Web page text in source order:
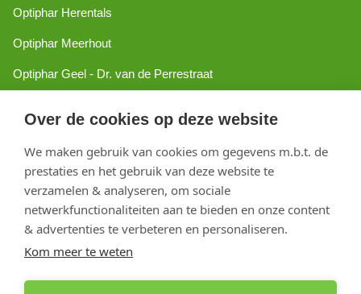
Over de cookies op deze website
We maken gebruik van cookies om gegevens m.b.t. de
prestaties en het gebruik van deze website te
verzamelen & analyseren, om sociale
netwerkfunctionaliteiten aan te bieden en onze content
& advertenties te verbeteren en personaliseren.
Kom meer te weten
Optiphar Herentals
Optiphar Meerhout
Optiphar Geel - Dr. van de Perrestraat
Optiphar Mol
Copyright 2026 optiphar.com. Alle rechten voorbehouden